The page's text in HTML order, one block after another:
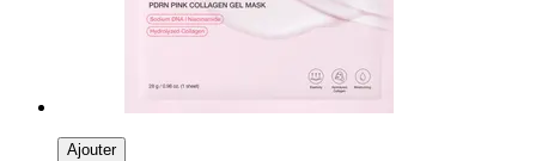
Ajouter